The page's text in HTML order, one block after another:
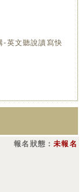
英文聽說讀寫快
報名狀態：未報名